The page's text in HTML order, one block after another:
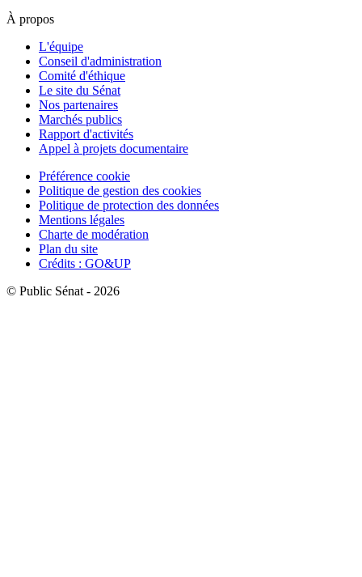
À propos
L'équipe
Conseil d'administration
Comité d'éthique
Le site du Sénat
Nos partenaires
Marchés publics
Rapport d'activités
Appel à projets documentaire
Préférence cookie
Politique de gestion des cookies
Politique de protection des données
Mentions légales
Charte de modération
Plan du site
Crédits : GO&UP
© Public Sénat - 2026